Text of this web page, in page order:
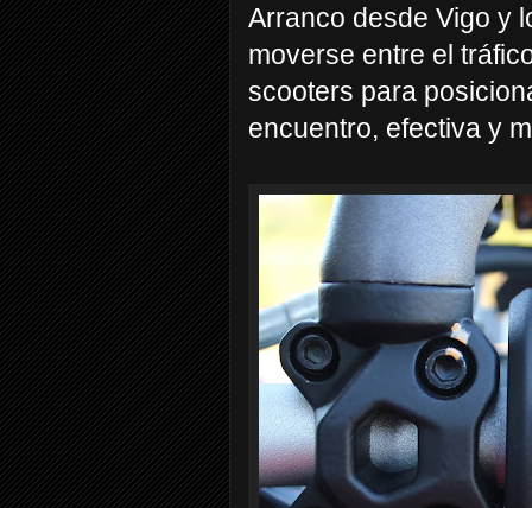
Arranco desde Vigo y
moverse entre el
scooters para
encuentro, efectiva y